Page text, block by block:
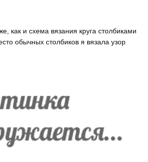
как и схема вязания круга столбиками
обычных столбиков я вязала узор